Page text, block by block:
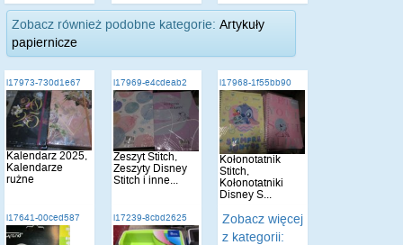
Zobacz również podobne kategorie: Artykuły
papiernicze
i17973-730d1e67
Kalendarz 2025,
Kalendarze
rużne
i17969-e4cdeab2
Zeszyt Stitch,
Zeszyty Disney
Stitch i inne...
i17968-1f55bb90
Kołonotatnik
Stitch,
Kołonotatniki
Disney S...
i17641-00ced587 i17239-8cbd2625
Zobacz więcej
z kategorii: